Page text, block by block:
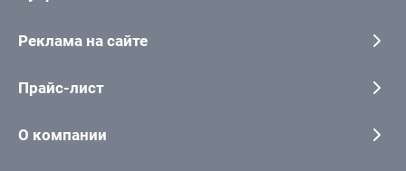
Реклама на сайте
Прайс-лист
О компании